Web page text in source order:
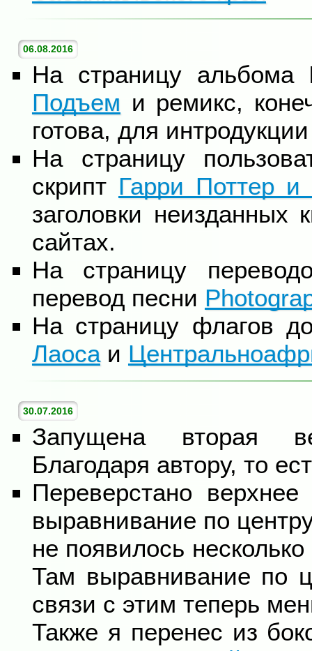
06.08.2016
На страницу
Подъем и ремикс,
готова, для
На страницу
скрипт Гарри Поттер и
заголовки неизданных
сайтах.
На страницу
перевод песни
На страницу флагов
Лаосаи
30.07.2016
Запущена вторая
Благодаря автору, то
Переверстано
выравнивание по
не появилось
Там выравнивание по
связи с этим теперь
Также я перенес из